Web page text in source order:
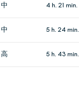
中 4 h. 21 min.
中 5 h. 24 min.
高 5 h. 43 min.